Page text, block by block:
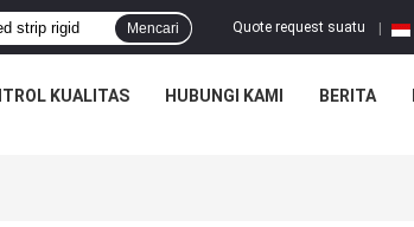
Quote request suatu
Mencari
KUALITAS HUBUNGI KAMI BERITA